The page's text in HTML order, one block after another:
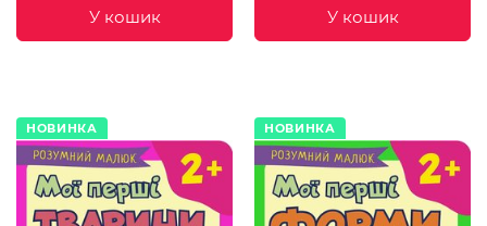
У кошик У кошик
НОВИНКА НОВИНКА